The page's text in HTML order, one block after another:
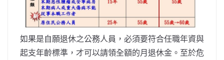
如果是自願退休之公務人員，必須要符合任職年資與
起支年齡標準，才可以請領全額的月退休金。至於危